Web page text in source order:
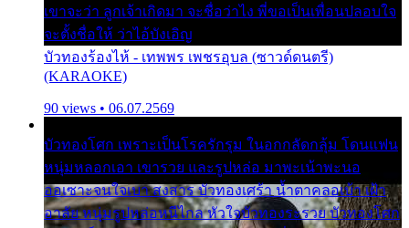
เขาจะว่า ลูกเจ้าเกิดมา จะชื่อว่าไง พี่ขอเป็นเพื่อนปลอบใจ
จะตั้งชื่อให้ ว่าไอ้บังเอิญ
บัวทองร้องไห้ - เทพพร เพชรอุบล (ซาวด์ดนตรี)
(KARAOKE)
90 views • 06.07.2569
บัวทองโศก เพราะเป็นโรครักรุม ในอกกลัดกลุ้ม โดนแฟน
หนุ่มหลอกเอา เขารวย และรูปหล่อ มาพะเน้าพะนอ
ออเซาะจนใจเบา สงสาร บัวทองเศร้า น้ำตาคลอเบ้า เฝ้า
อาลัย หนุ่มรูปหล่อหนีไกล หัวใจบัวทองระรวย บัวทองโศก